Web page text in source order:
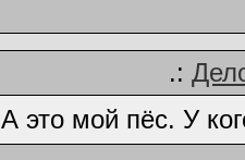
.:
А это мой пёс. У